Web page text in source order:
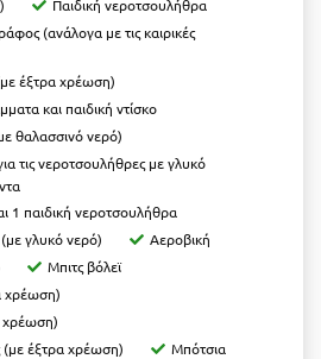
Παιδική νεροτσουλήθρα
(ανάλογα με τις καιρικές
έξτρα χρέωση)
και παιδική ντίσκο
θαλασσινό νερό)
τις νεροτσουλήθρες με γλυκό
1 παιδική νεροτσουλήθρα
(με γλυκό νερό)
Αεροβική
Μπιτς βόλεϊ
χρέωση)
χρέωση)
έξτρα χρέωση)
Μπότσια